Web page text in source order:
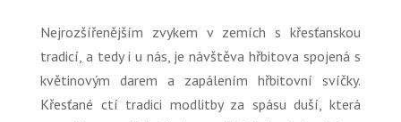
Nejrozšířenějším zvykem v zemích s křesťanskou
tradicí, a tedy i u nás, je návštěva hřbitova spojená s
květinovým darem a zapálením hřbitovní svíčky.
Křesťané ctí tradici modlitby za spásu duší, která